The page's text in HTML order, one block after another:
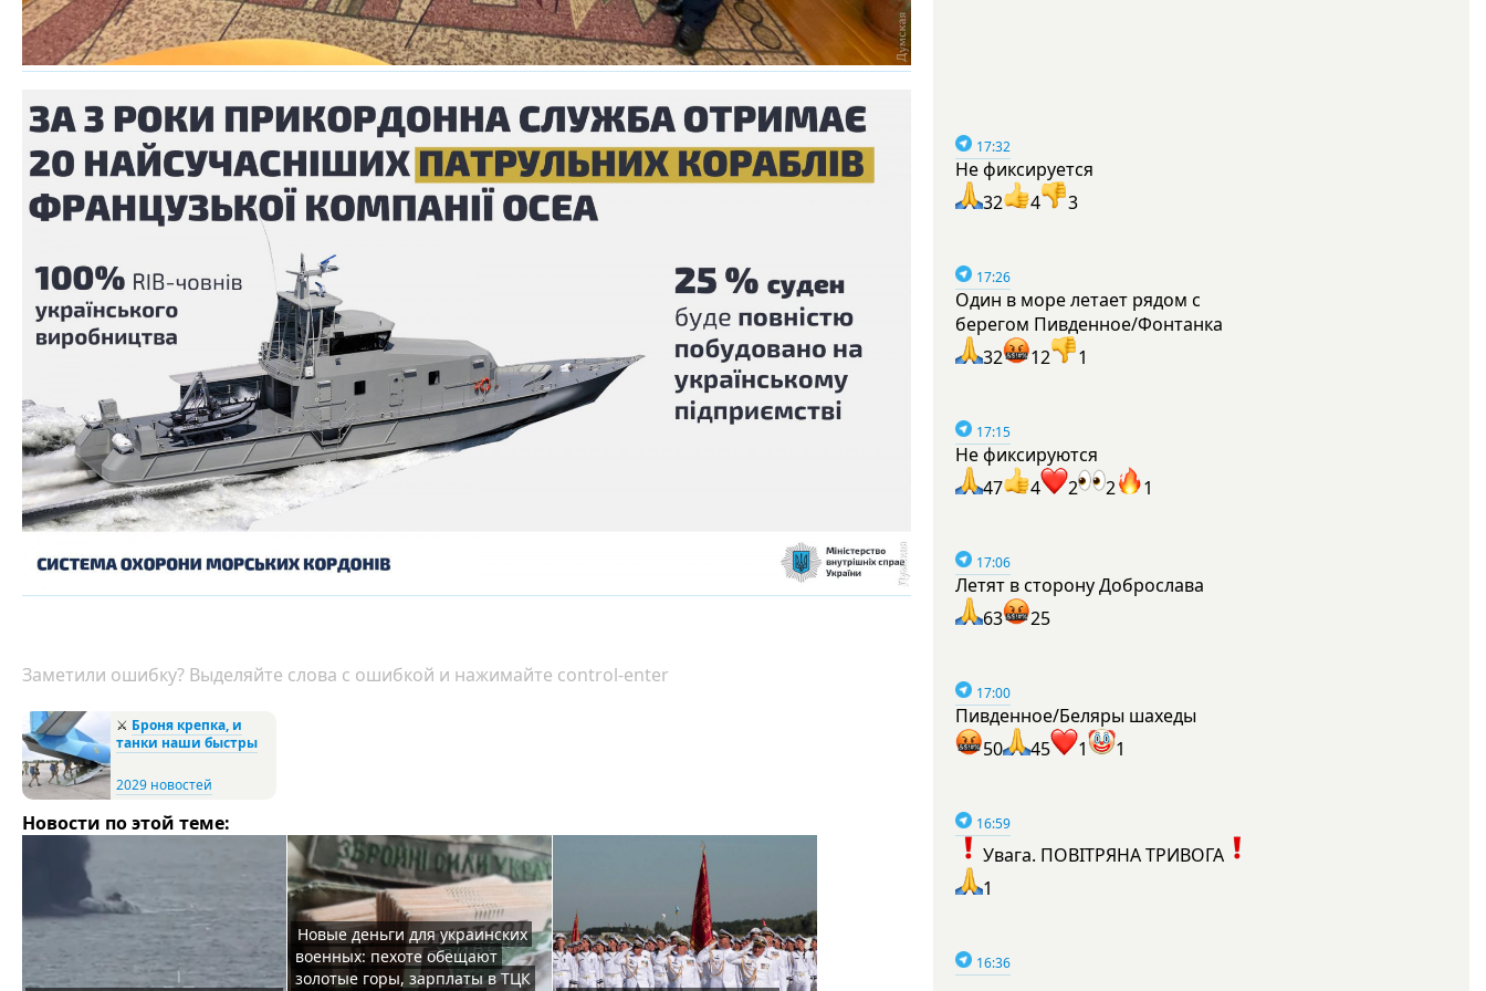
Заметили ошибку? Выделяйте слова с ошибкой и нажимайте control-enter
⚔️ Броня крепка, и
танки наши быстры
2029 новостей
Новости по этой теме:
Новые деньги для украинских
военных: пехоте обещают
золотые горы, зарплаты в ТЦК
17:32
Не фиксируется
32
4 3
17:26
Один в море летает рядом с
берегом Пивденное/Фонтанка
32
12 1
17:15
Не фиксируются
47
4 2 2 1
17:06
Летят в сторону Доброслава
63
25
17:00
Пивденное/Беляры шахеды
50
45 1 1
16:59
Увага. ПОВІТРЯНА ТРИВОГА
1
16:36